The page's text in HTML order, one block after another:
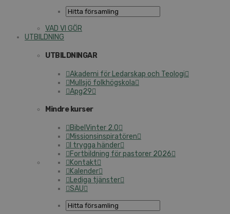
VAD VI GÖR
UTBILDNING
UTBILDNINGAR
Akademi för Ledarskap och Teologi
Mullsjö folkhögskola
Apg29
Mindre kurser
BibelVinter 2.0
Missionsinspiratören
I trygga händer
Fortbildning för pastorer 2026
Kontakt
Kalender
Lediga tjänster
SAU